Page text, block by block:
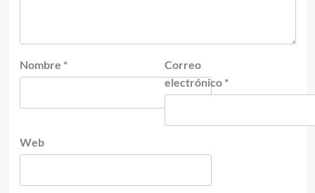
Nombre *
Correo
electrónico *
Web